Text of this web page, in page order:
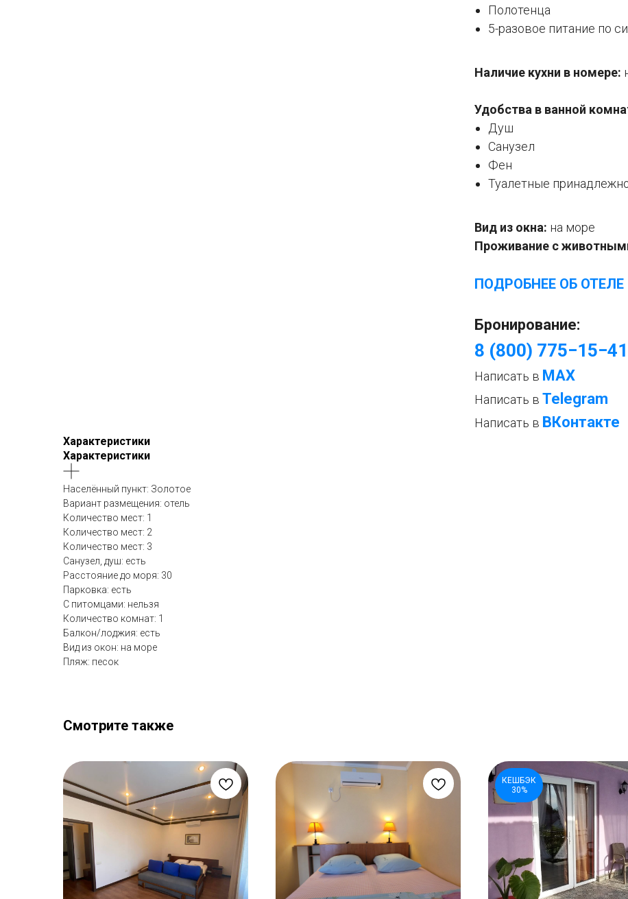
Полотенца
5-разовое питание по
Наличие кухни в номере:
Удобства в ванной
Душ
Санузел
Фен
Туалетные
Вид из окна: на море
Проживание с
ПОДРОБНЕЕ ОБ ОТЕЛЕ
Бронирование:
8 (800) 775−15−41
Написать в МАХ
Написать в Telegram
Написать в ВКонтакте
Характеристики
Характеристики
Населённый пункт: Золотое
Вариант размещения: отель
Количество мест: 1
Количество мест: 2
Количество мест: 3
Санузел, душ: есть
Расстояние до моря: 30
Парковка: есть
С питомцами: нельзя
Количество комнат: 1
Балкон/лоджия: есть
Вид из окон: на море
Пляж: песок
Смотрите также
КЕШБЭК
30%